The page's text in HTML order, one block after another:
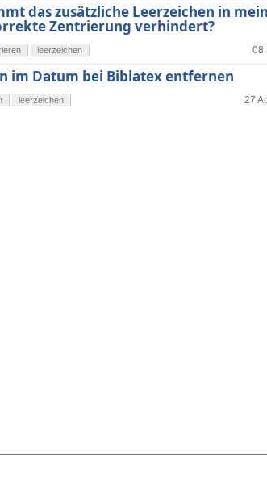
das zusätzliche Leerzeichen in
Zentrierung verhindert?
08
leerzeichen
im Datum bei Biblatex entfernen
27
leerzeichen